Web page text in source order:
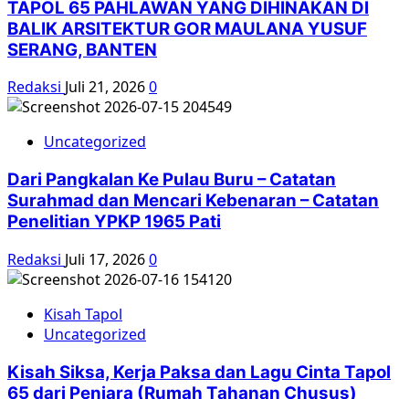
TAPOL 65 PAHLAWAN YANG DIHINAKAN DI
BALIK ARSITEKTUR GOR MAULANA YUSUF
SERANG, BANTEN
Redaksi Juli 21, 20260
Uncategorized
Dari Pangkalan Ke Pulau Buru – Catatan
Surahmad dan Mencari Kebenaran – Catatan
Penelitian YPKP 1965 Pati
Redaksi Juli 17, 20260
Kisah Tapol
Uncategorized
Kisah Siksa, Kerja Paksa dan Lagu Cinta Tapol
65 dari Penjara (Rumah Tahanan Chusus)